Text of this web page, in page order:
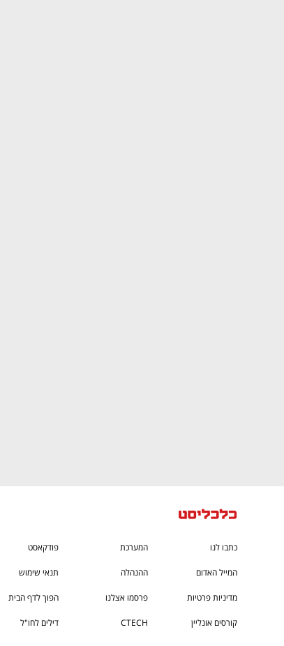
כתבו לנו המערכת פודקאסט
המייל האדום ההנהלה תנאי שימוש
מדיניות פרטיות פרסמו אצלנו הפוך לדף הבית
קורסים אונליין CTECH
דילים לחו"ל